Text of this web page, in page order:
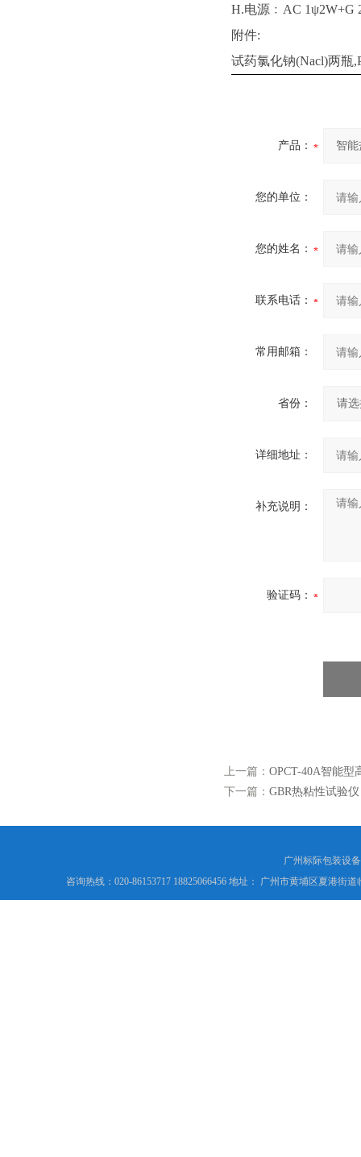
H.电源﹕AC 1ψ2W+G
附件:
试药氯化钠(Nacl)两瓶
产品：
您的单位：
您的姓名：
联系电话：
常用邮箱：
省份：
详细地址：
补充说明：
验证码：
上一篇： OPCT-40A智能型
下一篇： GBR热粘性试验仪
广州标际包装设
咨询热线：020-86153717 18825066456 地址： 广州市黄埔区夏港街